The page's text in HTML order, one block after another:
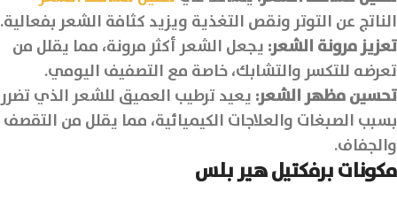
الناتج عن التوتر ونقص التغذية ويزيد كثافة الشعر بفعالية.
تعزيز مرونة الشعر: يجعل الشعر أكثر مرونة، مما يقلل من
تعرضه للتكسر والتشابك، خاصة مع التصفيف اليومي.
تحسين مظهر الشعر: يعيد ترطيب العميق للشعر الذي تضرر
بسبب الصبغات والعلاجات الكيميائية، مما يقلل من التقصف
والجفاف.
مكونات برفكتيلهيربلس